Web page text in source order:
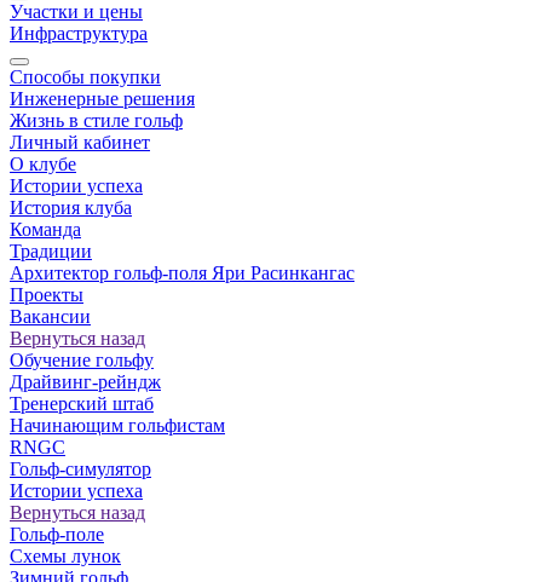
Участки и цены
Инфраструктура
Способы покупки
Инженерные решения
Жизнь в стиле гольф
Личный кабинет
О клубе
Истории успеха
История клуба
Команда
Традиции
Архитектор гольф-поля Яри Расинкангас
Проекты
Вакансии
Вернуться назад
Обучение гольфу
Драйвинг-рейндж
Тренерский штаб
Начинающим гольфистам
RNGC
Гольф-симулятор
Истории успеха
Вернуться назад
Гольф-поле
Схемы лунок
Зимний гольф